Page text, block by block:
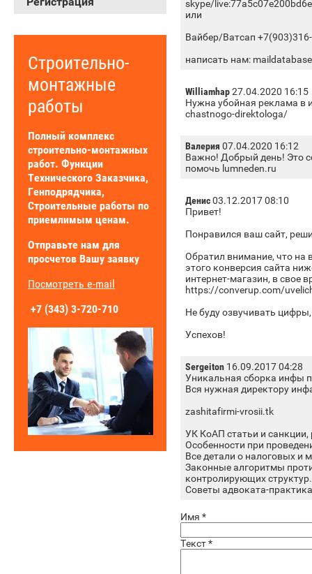
Строительно-
монтажные
работы
Полный комплекс
строительно-монтажных
работ. Функции
Технического Заказчика,
Генподрядчика,
Строительные работы по
приемлимым ценам.
Отправьте нам для
просчетов Вашу заявку
Посмотреть e-mail
+7 (343) 3-720-710
skype/
или
Вайбер/Ватсап
написать нам:
Williamhap27.04.2020 16:15
Нужна убойная реклама в
chastnogo-direktologa/
Валерия 07.04.2020 16:12
Важно! Добрый день! Это
помочь lumneden.ru
Денис03.12.2017 08:10
Привет!
Понравился ваш сайт,
Обратил внимание, что на
этого конверсия сайта
интернет-магазин, в свое
https://converup.com/
Не буду озвучивать
Успехов!
Sergeiton 16.09.2017 04:28
Уникальная сборка инфы
Вся нужная директору
zashitafirmi-vrosii.tk
УК КоАП статьи и санкции,
Особенности при
Все детали о налоговых и
Законные алгоритмы
контролирующих структур.
Советы адвоката-
Имя *
Текст*